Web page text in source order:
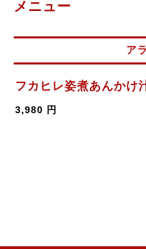
メニュー
ア
フカヒレ姿煮あんかけ
3,980 円